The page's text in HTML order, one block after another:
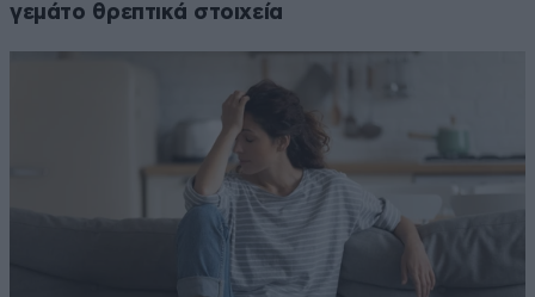
γεμάτο θρεπτικά στοιχεία